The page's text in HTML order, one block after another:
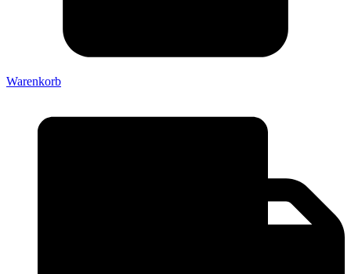
Warenkorb